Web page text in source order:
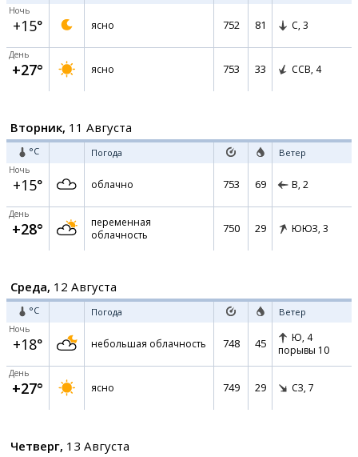
Ночь
+15° ясно 752 81 С, 3
День
+27° ясно 753 33 ССВ, 4
Вторник, 11 Августа
°C Погода Ветер
Ночь
+15° облачно 753 69 В, 2
День
+28°
переменная
облачность
750 29 ЮЮЗ, 3
Среда, 12 Августа
°C Погода Ветер
Ночь
+18° небольшая облачность 748 45 Ю, 4
порывы 10
День
+27° ясно 749 29 СЗ, 7
Четверг, 13 Августа